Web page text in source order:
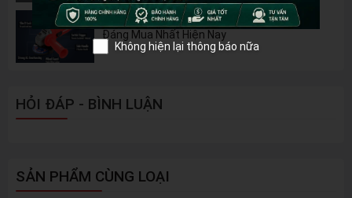
Đánh Giá 2 Mẫu Máy Mài WORKPRO Giá Rẻ
Đáng Mua Nhất Hiện Nay
HỎI ĐÁP - BÌNH LUẬN
SẢN PHẨM CÙNG LOẠI
Không hiện lại thông báo nữa